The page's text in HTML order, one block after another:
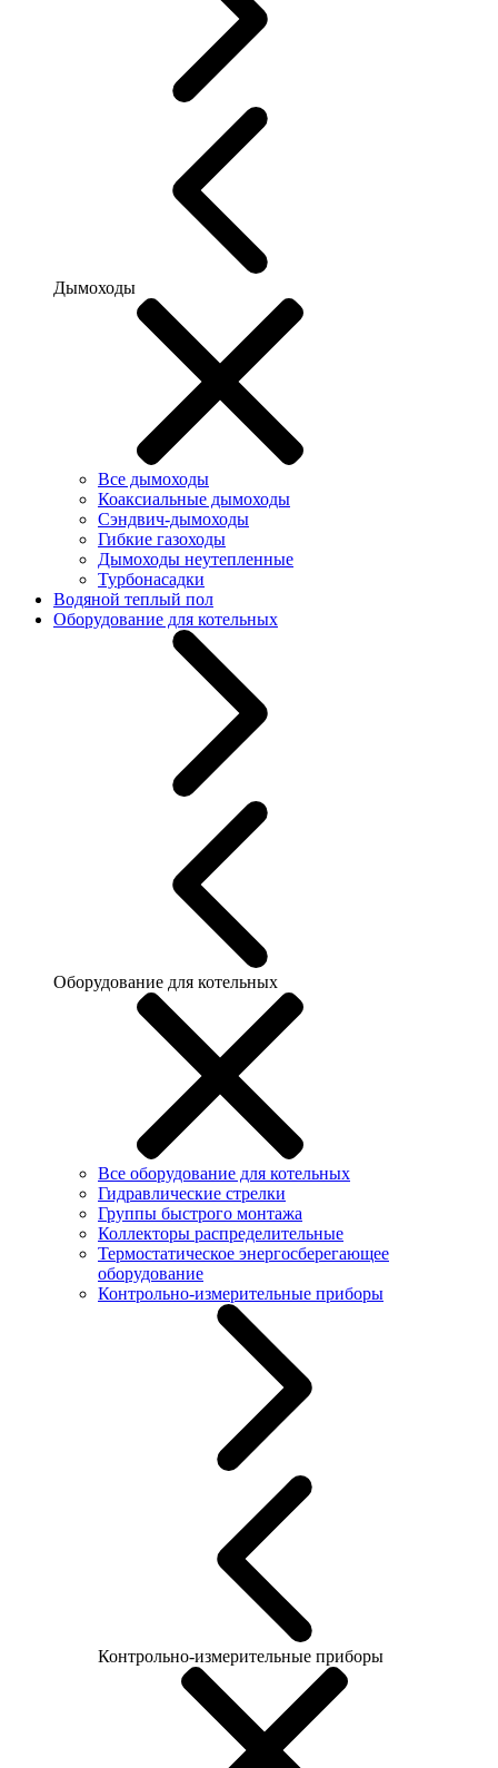
Дымоходы
Все дымоходы
Коаксиальные дымоходы
Сэндвич-дымоходы
Гибкие газоходы
Дымоходы неутепленные
Турбонасадки
Водяной теплый пол
Оборудование для котельных
Оборудование для котельных
Все оборудование для котельных
Гидравлические стрелки
Группы быстрого монтажа
Коллекторы распределительные
Термостатическое энергосберегающее
оборудование
Контрольно-измерительные приборы
Контрольно-измерительные приборы